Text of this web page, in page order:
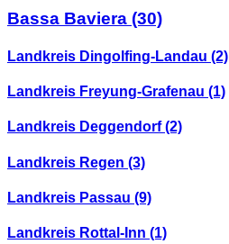
Bassa Baviera (30)
Landkreis Dingolfing-Landau (2)
Landkreis Freyung-Grafenau (1)
Landkreis Deggendorf(2)
Landkreis Regen (3)
Landkreis Passau (9)
Landkreis Rottal-Inn (1)